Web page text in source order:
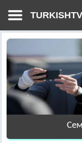
TURKISHTV